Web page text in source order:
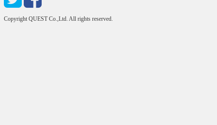
Copyright QUEST Co.,Ltd. All rights reserved.